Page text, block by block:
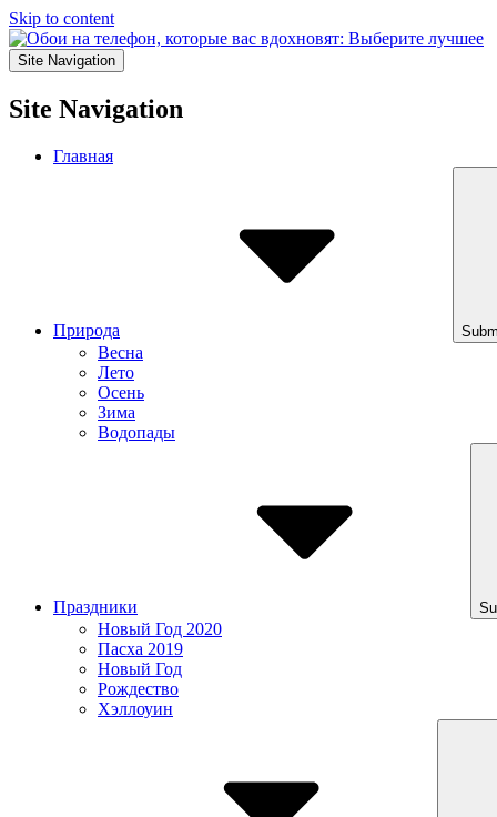
Skip to content
Site Navigation
Site Navigation
Главная
Природа
Весна
Лето
Осень
Зима
Водопады
Праздники
Новый Год 2020
Пасха 2019
Новый Год
Рождество
Хэллоуин